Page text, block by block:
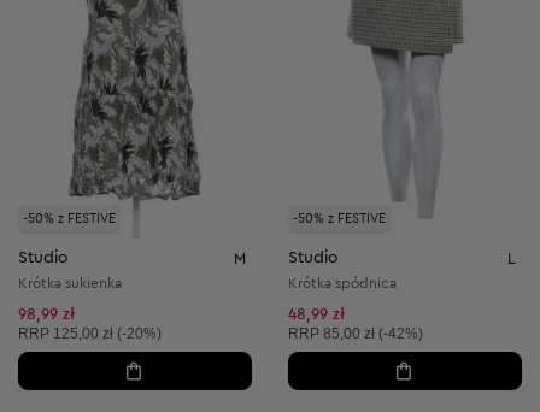
-50% z FESTIVE
Studio M
Krótka sukienka
98,99 zł
Cena sugerowana:
RRP 125,00 zł (-20%)
-50% z FESTIVE
Studio
Krótka spódnica
48,99 zł
Cena sugerowana:
RRP 85,00 zł (-42%)